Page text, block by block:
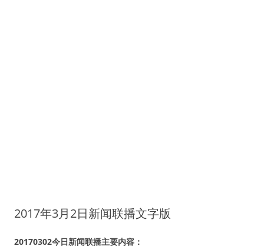
2017年3月2日新闻联播文字版
20170302今日新闻联播主要内容：